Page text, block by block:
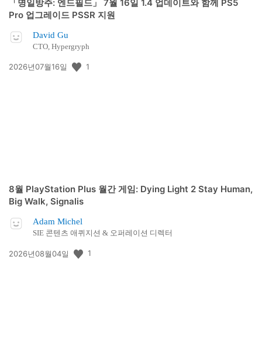
「명일방주: 엔드필드」 7월 16일 1.4 업데이트와 함께 PS5
Pro 업그레이드 PSSR 지원
David Gu
CTO, Hypergryph
공
2026년07월16일 1
8월 PlayStation Plus 월간 게임: Dying Light 2 Stay Human,
Big Walk, Signalis
Adam Michel
SIE 콘텐츠 애퀴지션 & 오퍼레이션 디렉터
공
2026년08월04일 1